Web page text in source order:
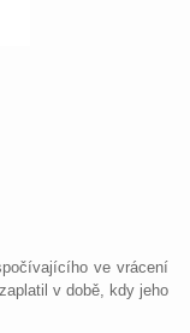
ve vrácení
v době, kdy jeho